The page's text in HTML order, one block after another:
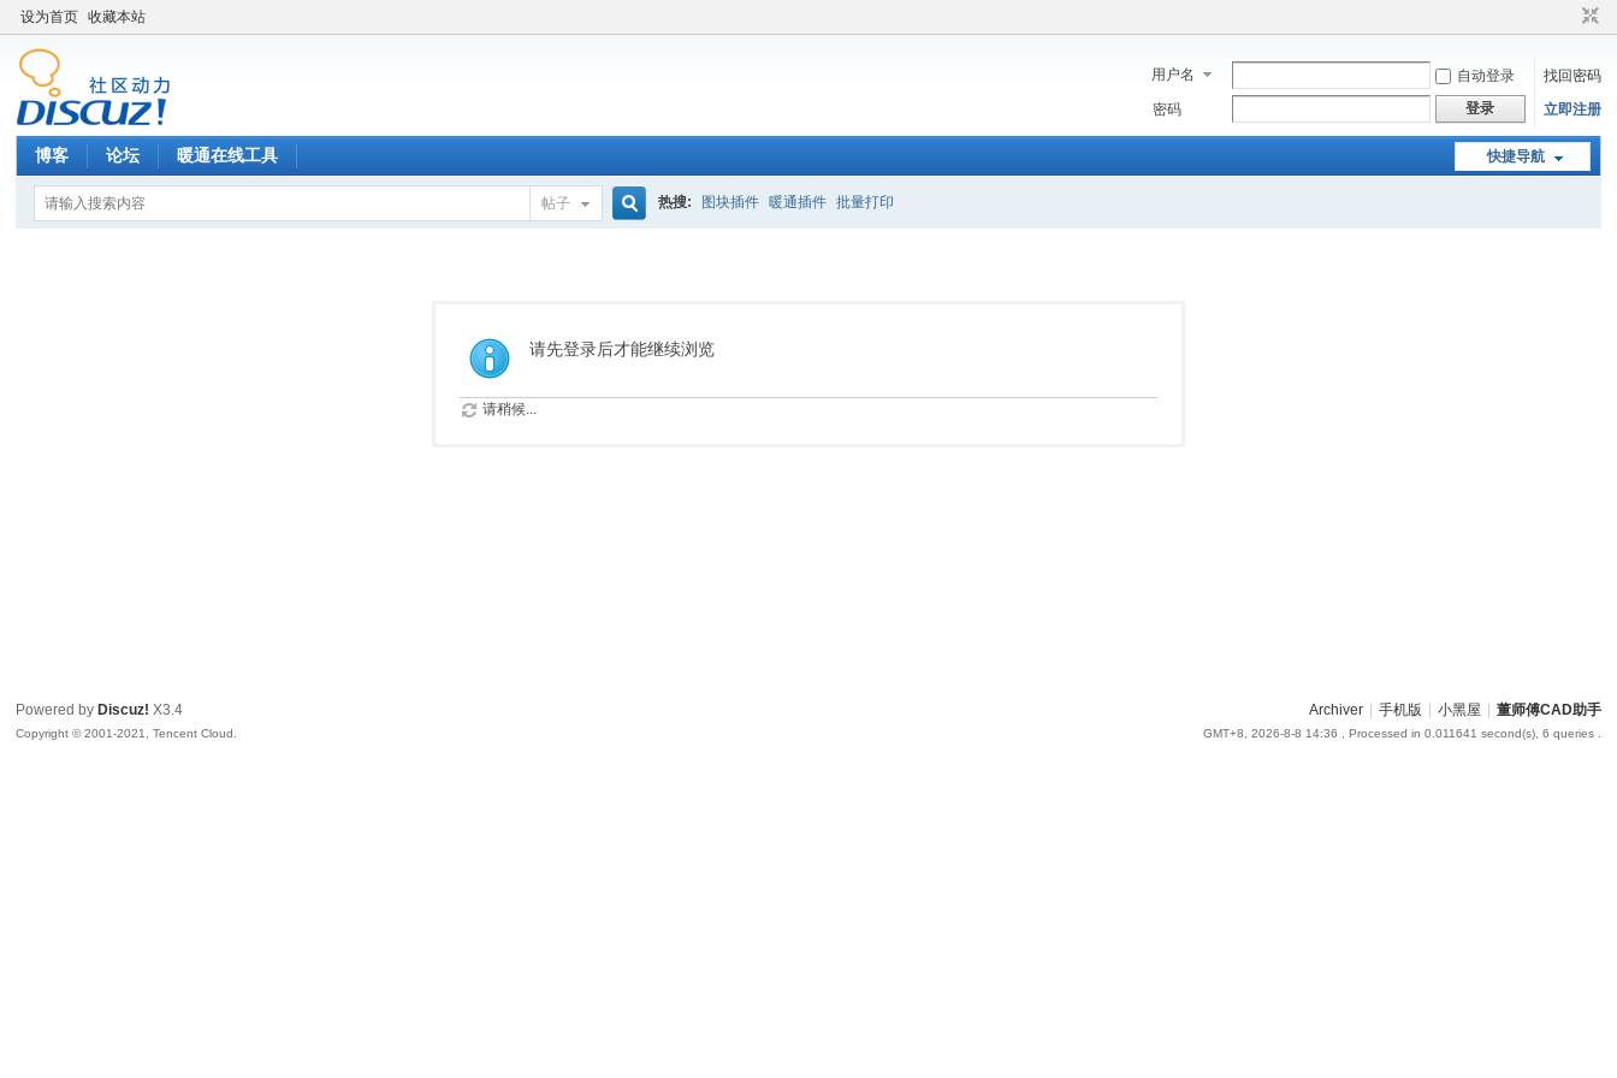
设为首页 收藏本站
用户名 自动登录
找回密码
密码
登录 立即注册
快捷导航
博客 论坛 暖通在线工具
帖子
索
热搜: 图块插件 暖通插件 批量打印
请先登录后才能继续浏览
请稍候...
Archiver 手机版 小黑屋 董师傅CAD助手
GMT+8, 2026-8-8 14:36 , Processed in 0.011641 second(s), 6 queries .
Powered by Discuz! X3.4
Copyright © 2001-2021, Tencent Cloud.